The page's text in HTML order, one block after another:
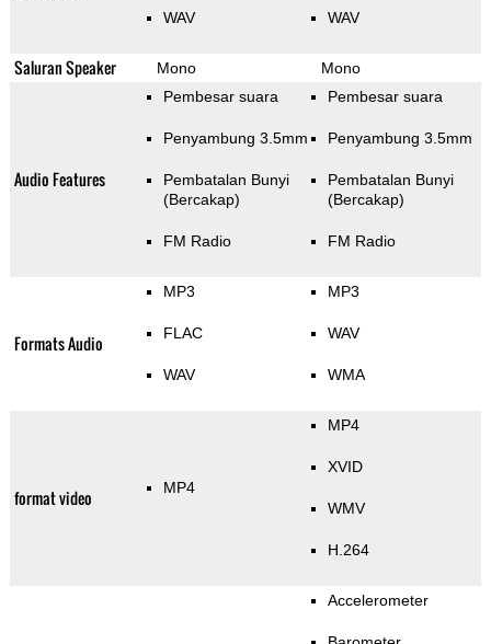
WAV WAV
Saluran Speaker Mono Mono
Audio Features
Pembesar suara
Penyambung 3.5mm
Pembatalan Bunyi
(Bercakap)
FM Radio
Pembesar suara
Penyambung 3.5mm
Pembatalan Bunyi
(Bercakap)
FM Radio
Formats Audio
MP3
FLAC
WAV
MP3
WAV
WMA
format video MP4
MP4
XVID
WMV
H.264
Accelerometer